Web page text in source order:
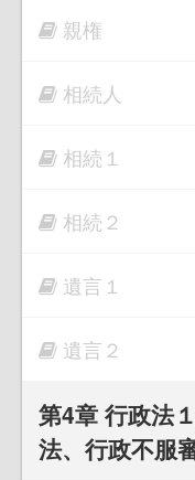
親権
相続人
相続１
相続２
遺言１
遺言２
第4章 行政法
法、行政不服